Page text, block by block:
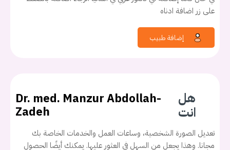
على زر اضافة ادناه
هل
انت
Dr. med. Manzur Abdollah-
Zadeh
تعديل الصورة الشخصية، وساعات العمل والخدمات الخاصة بك
مجانا. وهذا يجعل من السهل في العثور عليها. يمكنك أيضًا الحصول